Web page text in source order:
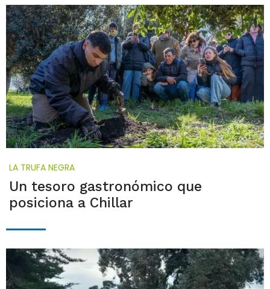
LA TRUFA NEGRA
Un tesoro gastronómico que
posiciona a Chillar